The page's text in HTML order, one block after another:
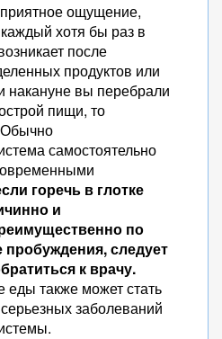
ощущение,
хотя бы раз в
после
продуктов или
накануне вы перебрали
пищи, то
Обычно
самостоятельно
горечь в глотке
и
по
пробуждения, следует
к врачу.
еды также может стать
заболеваний